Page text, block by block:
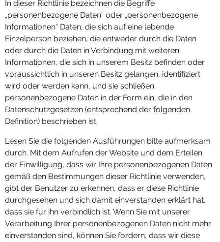
In dieser Richtlinie bezeichnen die Begriffe
„personenbezogene Daten” oder „personenbezogene
Informationen“ Daten, die sich auf eine lebende
Einzelperson beziehen, die entweder durch die Daten
oder durch die Daten in Verbindung mit weiteren
Informationen, die sich in unserem Besitz befinden oder
voraussichtlich in unseren Besitz gelangen, identifiziert
wird oder werden kann, und sie schließen
personenbezogene Daten in der Form ein, die in den
Datenschutzgesetzen (entsprechend der folgenden
Definition) beschrieben ist.
Lesen Sie die folgenden Ausführungen bitte aufmerksam
durch. Mit dem Aufrufen der Website und dem Erteilen
der Einwilligung, dass wir Ihre personenbezogenen Daten
gemäß den Bestimmungen dieser Richtlinie verwenden,
gibt der Benutzer zu erkennen, dass er diese Richtlinie
durchgesehen und sich damit einverstanden erklärt hat,
dass sie für ihn verbindlich ist. Wenn Sie mit unserer
Verarbeitung Ihrer personenbezogenen Daten nicht mehr
einverstanden sind, können Sie fordern, dass wir diese